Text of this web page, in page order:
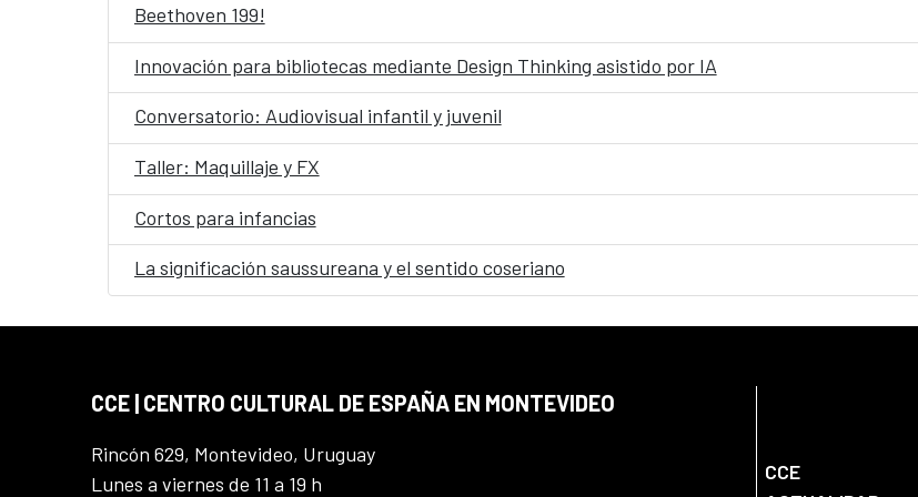
Beethoven 199!
Innovación para bibliotecas mediante Design Thinking asistido por IA
Conversatorio: Audiovisual infantil y juvenil
Taller: Maquillaje y FX
Cortos para infancias
La significación saussureana y el sentido coseriano
CCE | CENTRO CULTURAL DE ESPAÑA EN MONTEVIDEO
Rincón 629, Montevideo, Uruguay
Lunes a viernes de 11 a 19 h
CCE